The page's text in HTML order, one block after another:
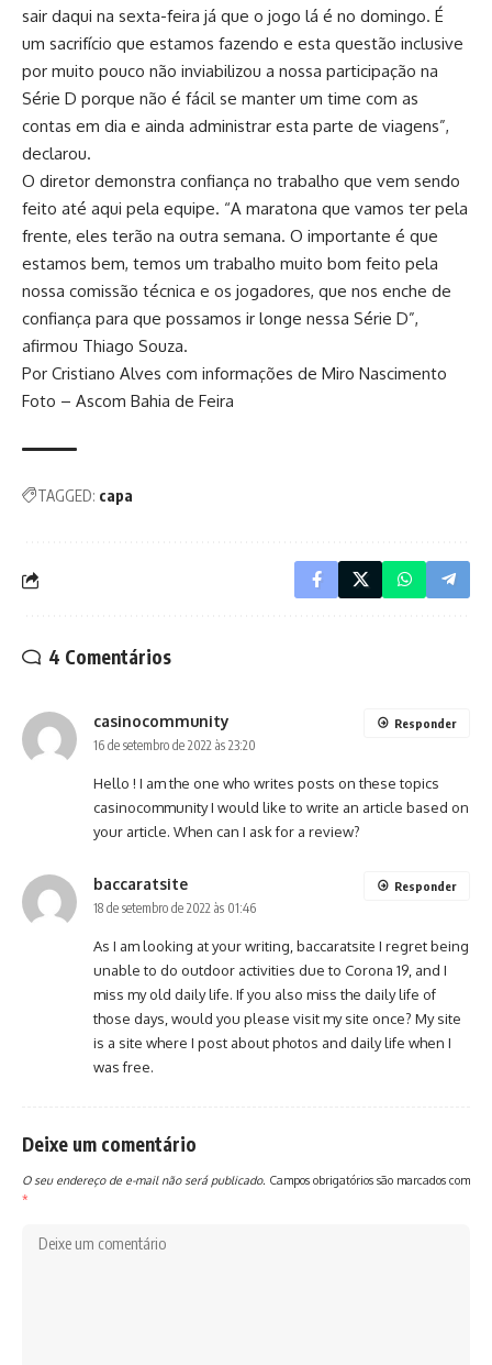
sair daqui na sexta-feira já que o jogo lá é no domingo. É
um sacrifício que estamos fazendo e esta questão inclusive
por muito pouco não inviabilizou a nossa participação na
Série D porque não é fácil se manter um time com as
contas em dia e ainda administrar esta parte de viagens”,
declarou.
O diretor demonstra confiança no trabalho que vem sendo
feito até aqui pela equipe. “A maratona que vamos ter pela
frente, eles terão na outra semana. O importante é que
estamos bem, temos um trabalho muito bom feito pela
nossa comissão técnica e os jogadores, que nos enche de
confiança para que possamos ir longe nessa Série D”,
afirmou Thiago Souza.
Por Cristiano Alves com informações de Miro Nascimento
Foto – Ascom Bahia de Feira
TAGGED: capa
4 Comentários
casinocommunity
16 de setembro de 2022 às 23:20
Hello ! I am the one who writes posts on these topics
casinocommunityI would like to write an article based on
your article. When can I ask for a review?
Responder
baccaratsite
18 de setembro de 2022 às 01:46
As I am looking at your writing, baccaratsite I regret being
unable to do outdoor activities due to Corona 19, and I
miss my old daily life. If you also miss the daily life of
those days, would you please visit my site once? My site
is a site where I post about photos and daily life when I
was free.
Responder
Deixe um comentário
O seu endereço de e-mail não será publicado. Campos obrigatórios são marcados com
*